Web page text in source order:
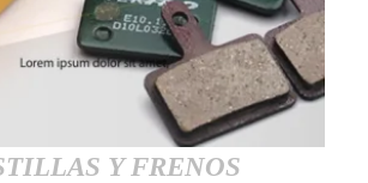
Y FRENOS